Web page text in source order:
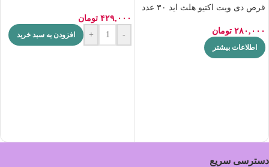
قرص دی ویت اکتیو هلث اید ۳۰ عدد
۲۸۰,۰۰۰ تومان
اطلاعات بیشتر
۴۲۹,۰۰۰ تومان
-
+ افزودن به سبد خرید
دسترسی سریع